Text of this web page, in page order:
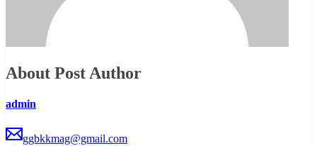
About Post Author
admin
ggbkkmag@gmail.com